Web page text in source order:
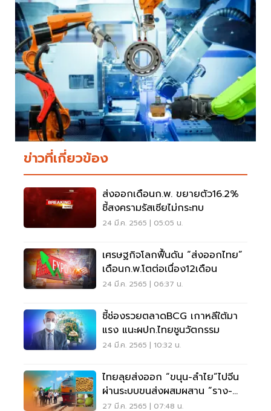
ข่าวที่เกี่ยวข้อง
ส่งออกเดือนก.พ. ขยายตัว16.2%
ชี้สงครามรัสเซียไม่กระทบ
24 มี.ค. 2565 | 05:05 น.
เศรษฐกิจโลกฟื้นดัน “ส่งออกไทย”
เดือนก.พ.โตต่อเนื่อง12เดือน
24 มี.ค. 2565 | 06:37 น.
ชี้ช่องรวยตลาดBCG เกาหลีใต้มา
แรง แนะผปก.ไทยชูนวัตกรรม
24 มี.ค. 2565 | 10:32 น.
ไทยลุยส่งออก “ขนุน-ลำไย”ไปจีน
ผ่านระบบขนส่งผสมผสาน “ราง-
รถ”
27 มี.ค. 2565 | 07:48 น.